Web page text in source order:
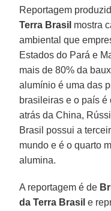
Reportagem
Terra Brasil mostra
ambiental que
Estados do Pará e
mais de 80% da
alumínio é uma das
brasileiras e o país é
atrás da China,
Brasil possui a
mundo e é o quarto
alumina.
A reportagem é de
da Terra Brasil e